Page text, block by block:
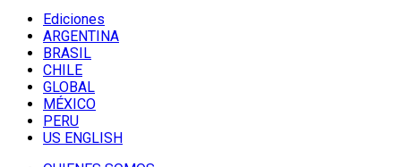
Ediciones
ARGENTINA
BRASIL
CHILE
GLOBAL
MÉXICO
PERU
US ENGLISH